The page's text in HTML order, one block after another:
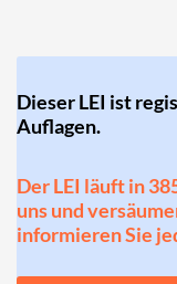
Dieser LEI ist
Auflagen.
Der LEI läuft in
uns und
informieren Sie